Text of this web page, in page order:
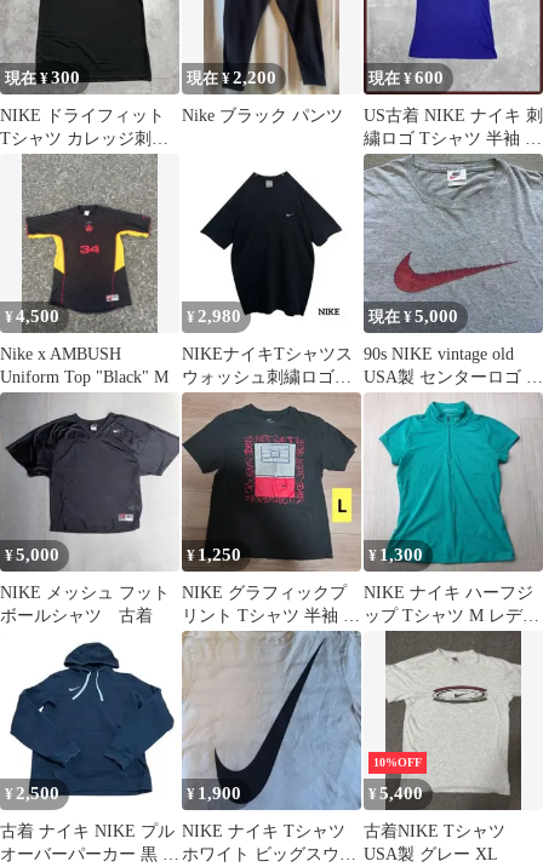
現在 ¥300
NIKE ドライフィット
Tシャツ カレッジ刺繍
ロゴ ネバダ大学 スポー
現在 ¥2,200
Nike ブラック パンツ
現在 ¥600
US古着 NIKE ナイキ 刺
繍ロゴ Tシャツ 半袖 パ
ープル Lサイズ
¥4,500
Nike x AMBUSH
Uniform Top "Black" M
¥ 2,980
NIKEナイキTシャツス
ウォッシュ刺繍ロゴシ
ンプルデザイン人気古
着
現在 ¥5,000
90s NIKE vintage old
USA製 センターロゴ ス
ウィッシュ
¥5,000
NIKE メッシュ フット
ボールシャツ 古着
¥ 1,250
NIKE グラフィックプ
リント Tシャツ 半袖 バ
スケットボール L
¥ 1,300
NIKE ナイキ ハーフジ
ップ Tシャツ M レディ
ース 古着 海外ガール☆
¥ 2,500
古着 ナイキ NIKE プル
オーバーパーカー 黒 ワ
¥ 1,900
NIKE ナイキ Tシャツ
ホワイト ビッグスウッ
10%OFF
¥5,400
古着NIKE Tシャツ
USA製 グレー XL